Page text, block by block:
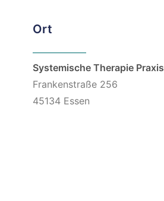
Ort
Systemische Therapie Praxis
Frankenstraße 256
45134 Essen